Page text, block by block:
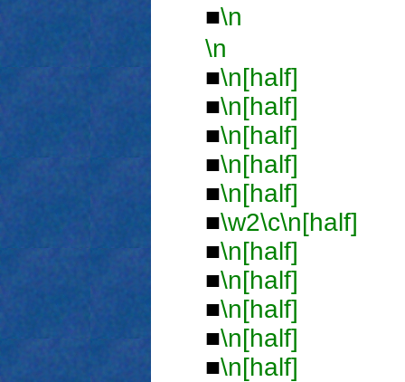
■\n
\n
■\n[half]
■\n[half]
■\n[half]
■\n[half]
■\n[half]
■\w2\c\n[half]
■\n[half]
■\n[half]
■\n[half]
■\n[half]
■\n[half]